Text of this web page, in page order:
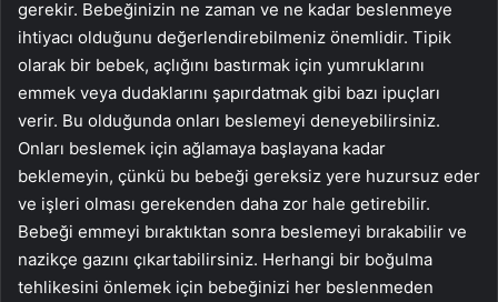
gerekir. Bebeğinizin ne zaman ve ne kadar beslenmeye
ihtiyacı olduğunu değerlendirebilmeniz önemlidir. Tipik
olarak bir bebek, açlığını bastırmak için yumruklarını
emmek veya dudaklarını şapırdatmak gibi bazı ipuçları
verir. Bu olduğunda onları beslemeyi deneyebilirsiniz.
Onları beslemek için ağlamaya başlayana kadar
beklemeyin, çünkü bu bebeği gereksiz yere huzursuz eder
ve işleri olması gerekenden daha zor hale getirebilir.
Bebeği emmeyi bıraktıktan sonra beslemeyi bırakabilir ve
nazikçe gazını çıkartabilirsiniz. Herhangi bir boğulma
tehlikesini önlemek için bebeğinizi her beslenmeden